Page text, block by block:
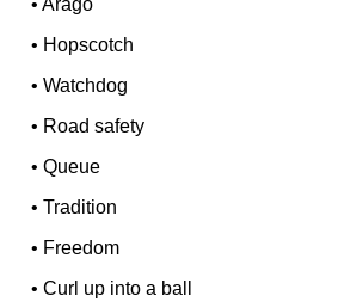
•Arago
• Hopscotch
•Watchdog
• Road safety
•Queue
•Tradition
• Freedom
•Curl up into a ball